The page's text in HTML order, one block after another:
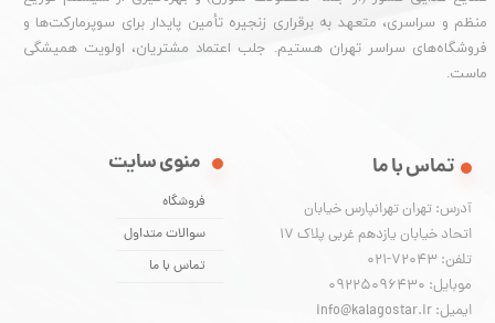
منظم و سراسری، متعهد به برقراری زنجیره تأمین پایدار برای سوپرمارکت‌ها و
فروشگاه‌های سراسر تهران هستیم. جلب اعتماد مشتریان، اولویت همیشگی
ماست.
منوی سایت
فروشگاه
سوالات متداول
تماس با ما
تماس با ما
آدرس: تهران تهرانپارس خیابان
اتحاد خیابان یازدهم غربی پلاک ۱۷
تلفن: 72043-021
موبایل: 09225096430
ایمیل: info@kalagostar.ir